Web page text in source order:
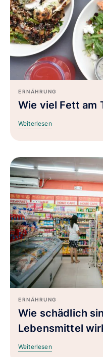
ERNÄHRUNG
Wie viel Fett am
Weiterlesen
ERNÄHRUNG
Wie schädlich
Lebensmittel
Weiterlesen